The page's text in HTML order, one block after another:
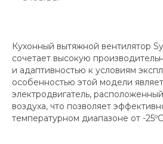
Кухонный вытяжной вентилятор
сочетает высокую
и адаптивностью к условиям
особенностью этой модели
электродвигатель,
воздуха, что позволяет
температурном диапазоне от -